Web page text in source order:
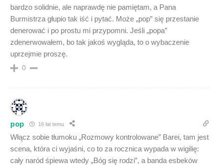
bardzo solidnie, ale naprawdę nie pamiętam, a Pana
Burmistrza głupio tak iść i pytać. Może „pop” się przestanie
denerować i po prostu mi przypomni. Jeśli „popa”
zdenerwowałem, bo tak jakoś wygląda, to o wybaczenie
uprzejmie proszę.
0
pop 16 lat temu
Włącz sobie tłumoku „Rozmowy kontrolowane” Barei, tam jest
scena, która ci wyjaśni, co to za rocznica wypada w wigilię:
cały naród śpiewa wtedy „Bóg się rodzi”, a banda esbeków